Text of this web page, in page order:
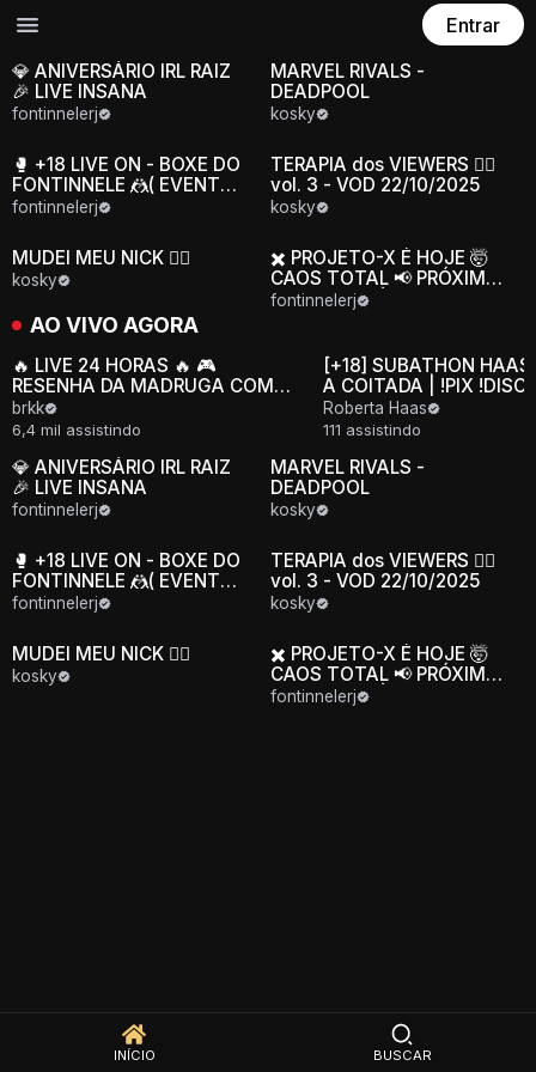
Entrar
💎 ANIVERSÁRIO IRL RAIZ
🎉 LIVE INSANA
fontinnelerj
MARVEL RIVALS -
DEADPOOL
kosky
🥊 +18 LIVE ON - BOXE DO
FONTINNELE 🤼( EVENTO
ESPORTIVO )
fontinnelerj
TERAPIA dos VIEWERS 👨‍⚕️
vol. 3 - VOD 22/10/2025
kosky
MUDEI MEU NICK 😮‍💨
kosky
✖️ PROJETO-X É HOJE 🤯
CAOS TOTAL 📢 PRÓXIMO
ENCONTRO ÀS 21H -
fontinnelerj
AO VIVO AGORA
LIVE
🔥 LIVE 24 HORAS 🔥 🎮
RESENHA DA MADRUGA COM
OS CRIA 🎮 🎬 FASE: 4 DOS
FILMES DA MARVEL E JUJUTSU
brkk
6,4 mil assistindo
[+18] SUBATHON
A COITADA | !PIX
!CINEFY !SORTEIO
Roberta Haas
111 assistindo
💎 ANIVERSÁRIO IRL RAIZ
🎉 LIVE INSANA
fontinnelerj
MARVEL RIVALS -
DEADPOOL
kosky
🥊 +18 LIVE ON - BOXE DO
FONTINNELE 🤼( EVENTO
ESPORTIVO )
fontinnelerj
TERAPIA dos VIEWERS 👨‍⚕️
vol. 3 - VOD 22/10/2025
kosky
MUDEI MEU NICK 😮‍💨
kosky
✖️ PROJETO-X É HOJE 🤯
CAOS TOTAL 📢 PRÓXIMO
ENCONTRO ÀS 21H -
fontinnelerj
INÍCIO BUSCAR